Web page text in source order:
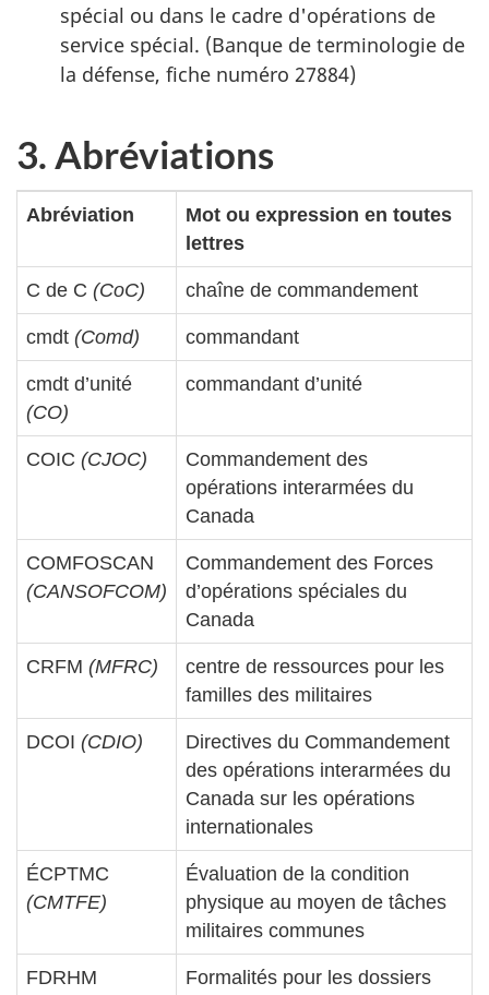
spécial ou dans le cadre d'opérations de
service spécial. (Banque de terminologie de
la défense, fiche numéro 27884)
3. Abréviations
Abréviation
Mot ou expression en toutes
lettres
C de C (CoC) chaîne de commandement
cmdt (Comd) commandant
cmdt d’unité
(CO)
commandant d’unité
COIC (CJOC)
Commandement des
opérations interarmées du
Canada
COMFOSCAN
(CANSOFCOM)
Commandement des Forces
d’opérations spéciales du
Canada
CRFM (MFRC)
centre de ressources pour les
familles des militaires
DCOI (CDIO)
Directives du Commandement
des opérations interarmées du
Canada sur les opérations
internationales
ÉCPTMC
(CMTFE)
Évaluation de la condition
physique au moyen de tâches
militaires communes
FDRHM Formalités pour les dossiers